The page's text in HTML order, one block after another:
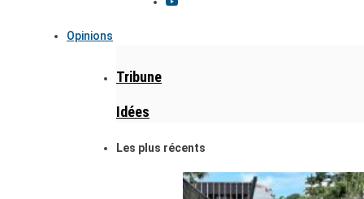
Opinions
Tribune
Idées
Les plus récents